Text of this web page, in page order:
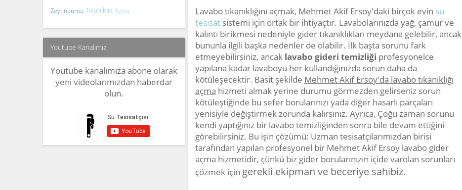
Lavabo tıkanıklığını açmak, Mehmet Akif Ersoy'daki birçok evin su
tesisatsistemi için ortak bir ihtiyaçtır. Lavabolarınızda yağ, çamur ve
kalıntı birikmesi nedeniyle gider tıkanıklıkları meydana gelebilir, ancak
bununla ilgili başka nedenler de olabilir. İlk başta sorunu fark
etmeyebilirsiniz, ancak lavabo gideri temizliği profesyonelce
yapılana kadar lavaboyu her kullandığınızda sorun daha da
kötüleşecektir. Basit şekilde Mehmet Akif Ersoy'da lavabo tıkanıklığı
açma hizmeti almak yerine durumu görmezden gelirseniz sorun
kötüleştiğinde bu sefer borularınızı yada diğer hasarlı parçaları
yenisiyle değiştirmek zorunda kalırsınız. Ayrıca, Çoğu zaman sorunu
kendi yaptığınız bir lavabo temizliğinden sonra bile devam ettiğini
görebilirsiniz. Bu işin çözümü; Uzman tesisatçılarımızdan birisi
tarafından yapılan profesyonel bir Mehmet Akif Ersoy lavabo gider
açma hizmetidir, çünkü biz gider borularınızın içide varolan sorunları
çözmek için gerekli ekipman ve beceriye sahibiz.
Zeytinburnu Tıkanıklık Açma
Youtube Kanalımız
Youtube kanalımıza abone olarak
yeni videolarımızdan haberdar
olun.